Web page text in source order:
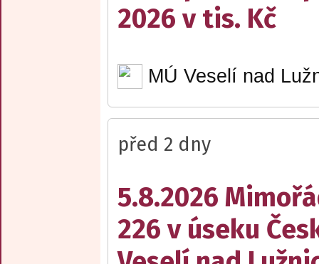
2026 v tis. Kč
MÚ Veselí nad
před 2 dny
5.8.2026
226 v úseku